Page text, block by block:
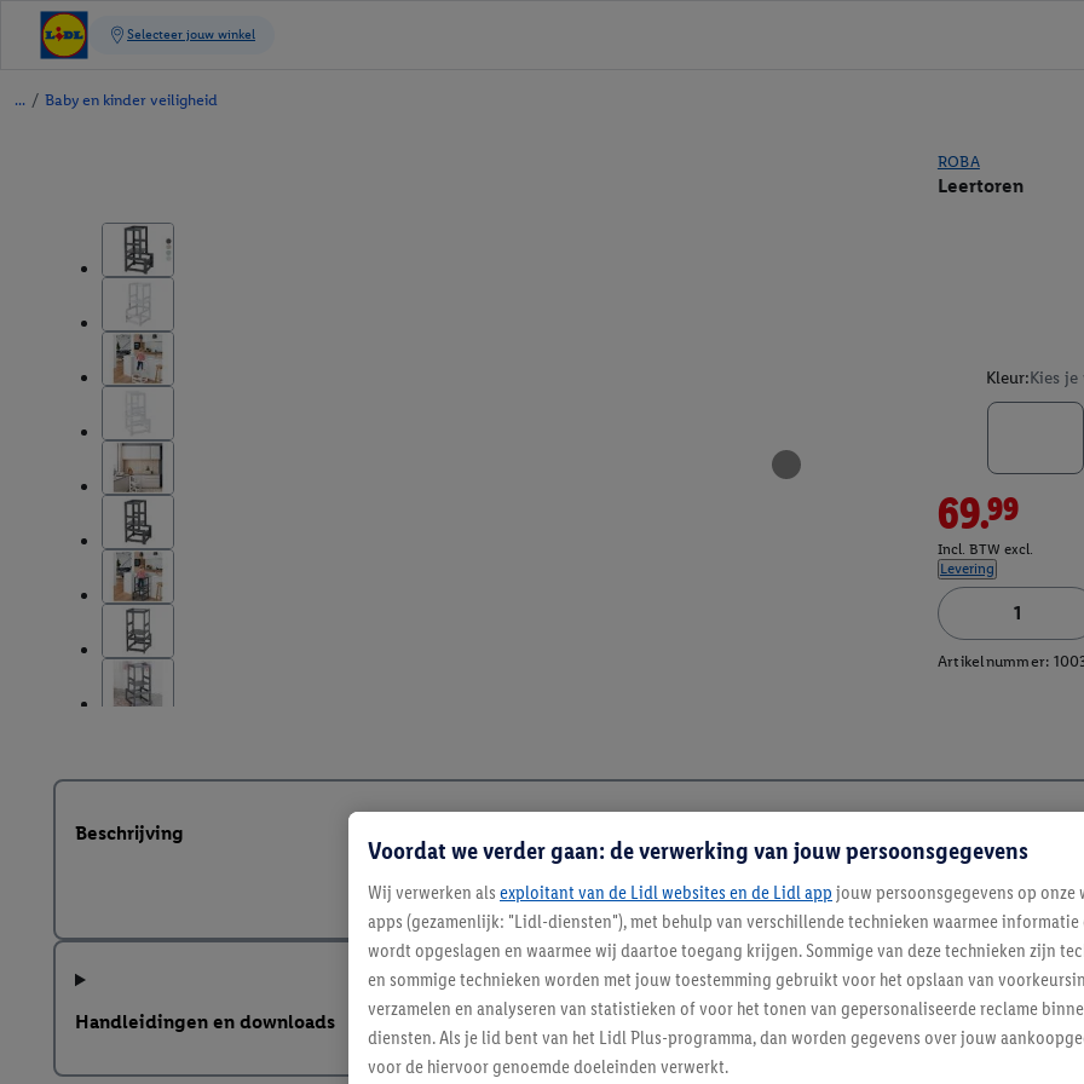
/ Baby en kinder veiligheid
ROBA
Leertoren
Kleur:Kies
69.99
Incl. BTW excl.
Levering
Artikelnummer:
Beschrijving
Handleidingen en downloads
Voordat we verder gaan: de verwerking van jouw persoonsgegevens
Wij verwerken als exploitant van de Lidl websites en de Lidl app jouw persoonsgegevens op onze
apps (gezamenlijk: "Lidl-diensten"), met behulp van verschillende technieken waarmee
wordt opgeslagen en waarmee wij daartoe toegang krijgen. Sommige van deze technieken zijn
en sommige technieken worden met jouw toestemming gebruikt voor het opslaan van
verzamelen en analyseren van statistieken of voor het tonen van gepersonaliseerde reclame
diensten. Als je lid bent van het Lidl Plus-programma, dan worden gegevens over jouw
voor de hiervoor genoemde doeleinden verwerkt.